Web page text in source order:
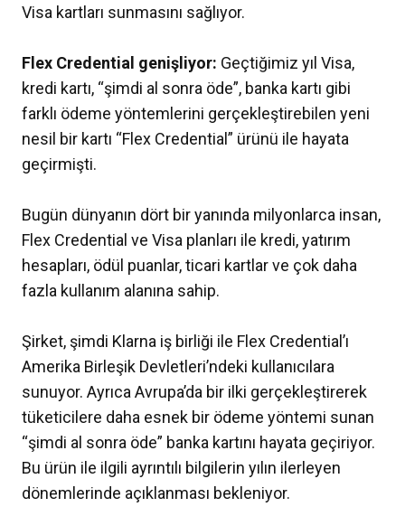
Visa kartları sunmasını sağlıyor.
Flex Credential genişliyor: Geçtiğimiz yıl Visa,
kredi kartı, “şimdi al sonra öde”, banka kartı gibi
farklı ödeme yöntemlerini gerçekleştirebilen yeni
nesil bir kartı “Flex Credential” ürünü ile hayata
geçirmişti.
Bugün dünyanın dört bir yanında milyonlarca insan,
Flex Credential ve Visa planları ile kredi, yatırım
hesapları, ödül puanlar, ticari kartlar ve çok daha
fazla kullanım alanına sahip.
Şirket, şimdi Klarna iş birliği ile Flex Credential’ı
Amerika Birleşik Devletleri’ndeki kullanıcılara
sunuyor. Ayrıca Avrupa’da bir ilki gerçekleştirerek
tüketicilere daha esnek bir ödeme yöntemi sunan
“şimdi al sonra öde” banka kartını hayata geçiriyor.
Bu ürün ile ilgili ayrıntılı bilgilerin yılın ilerleyen
dönemlerinde açıklanması bekleniyor.